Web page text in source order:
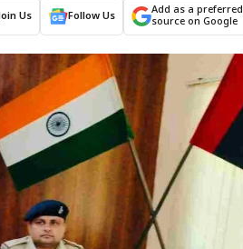
Us Follow Us
Add as a preferred
source on Google